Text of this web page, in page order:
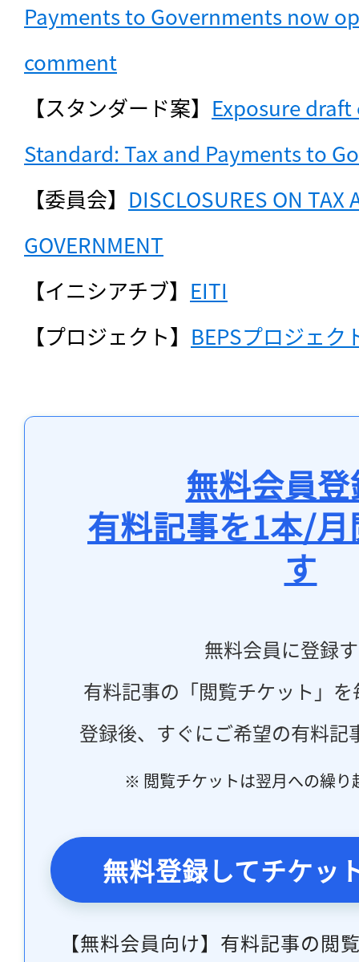
Payments to Governments now
comment
【スタンダード案】 Exposure
Standard: Tax and Payments to
【委員会】 DISCLOSURES ON TAX
GOVERNMENT
【イニシアチブ】 EITI
【プロジェクト】 BEPSプロジェク
無料会員
有料記事を1本/
す
無料会員に登録
有料記事の「閲覧チケット」
登録後、すぐにご希望の有料記
※ 閲覧チケットは翌月への繰り
無料登録してチケッ
【無料会員向け】有料記事の閲